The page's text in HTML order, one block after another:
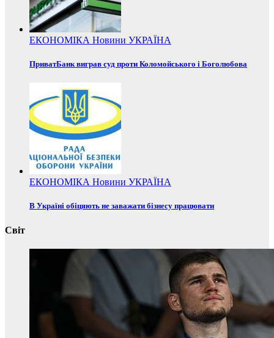
ЕКОНОМІКА Новини УКРАЇНА
ПриватБанк виграв суд проти Коломойського і Боголюбова
ЕКОНОМІКА Новини УКРАЇНА
В Україні обіцяють не заважати бізнесу працювати
Світ